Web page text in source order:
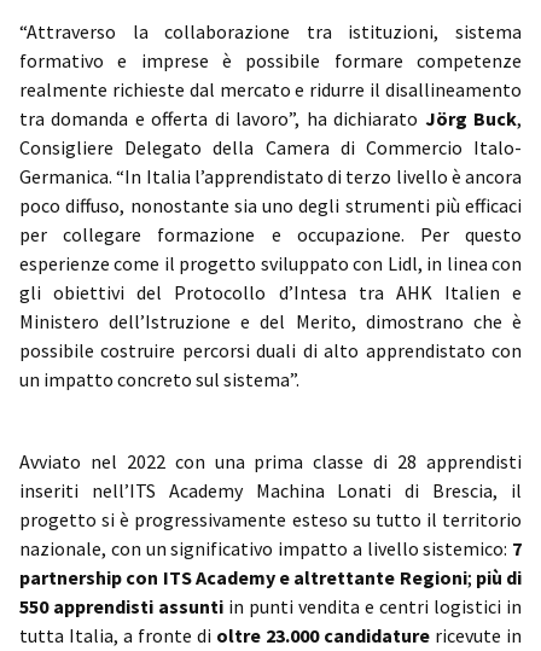
“Attraverso la collaborazione tra istituzioni, sistema
formativo e imprese è possibile formare competenze
realmente richieste dal mercato e ridurre il disallineamento
tra domanda e offerta di lavoro”, ha dichiarato Jörg Buck,
Consigliere Delegato della Camera di Commercio Italo-
Germanica. “In Italia l’apprendistato di terzo livello è ancora
poco diffuso, nonostante sia uno degli strumenti più efficaci
per collegare formazione e occupazione. Per questo
esperienze come il progetto sviluppato con Lidl, in linea con
gli obiettivi del Protocollo d’Intesa tra AHK Italien e
Ministero dell’Istruzione e del Merito, dimostrano che è
possibile costruire percorsi duali di alto apprendistato con
un impatto concreto sul sistema”.
Avviato nel 2022 con una prima classe di 28 apprendisti
inseriti nell’ITS Academy Machina Lonati di Brescia, il
progetto si è progressivamente esteso su tutto il territorio
nazionale, con un significativo impatto a livello sistemico: 7
partnership con ITS Academy e altrettante Regioni; più di
550 apprendisti assunti in punti vendita e centri logistici in
tutta Italia, a fronte di oltre 23.000 candidature ricevute in